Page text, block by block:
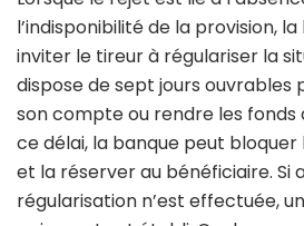
l’indisponibilité de la provision,
inviter le tireur à régulariser la
dispose de sept jours ouvrables
son compte ou rendre les fonds
ce délai, la banque peut
et la réserver au bénéficiaire. Si
régularisation n’est effectuée,